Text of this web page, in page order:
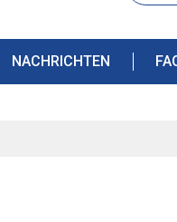
NACHRICHTEN